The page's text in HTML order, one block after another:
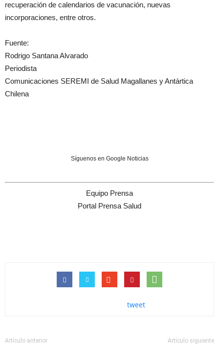
recuperación de calendarios de vacunación, nuevas
incorporaciones, entre otros.
Fuente:
Rodrigo Santana Alvarado
Periodista
Comunicaciones SEREMI de Salud Magallanes y Antártica
Chilena
Síguenos en Google Noticias
Equipo Prensa
Portal Prensa Salud
tweet
Artículo anterior Artículo siguiente